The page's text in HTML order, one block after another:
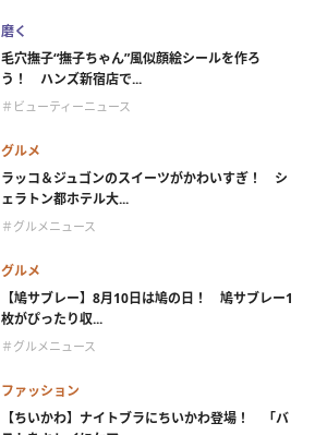
磨く
毛穴撫子“撫子ちゃん”風似顔絵シールを作ろ
う！ ハンズ新宿店で...
＃ビューティーニュース
グルメ
ラッコ＆ジュゴンのスイーツがかわいすぎ！ シ
ェラトン都ホテル大...
＃グルメニュース
グルメ
【鳩サブレー】8月10日は鳩の日！ 鳩サブレー1
枚がぴったり収...
＃グルメニュース
ファッション
【ちいかわ】ナイトブラにちいかわ登場！ 「バ